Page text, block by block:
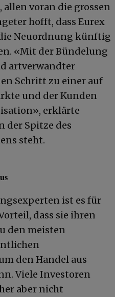
voran die grossen
hofft, dass Eurex
Neuordnung künftig
«Mit der Bündelung
artverwandter
Schritt zu einer auf
und der Kunden
erklärte
der Spitze des
steht.
ist es für
dass sie ihren
den meisten
den Handel aus
Viele Investoren
aber nicht